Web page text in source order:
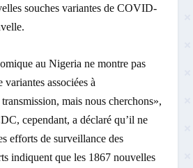
souches variantes de COVID-
au Nigeria ne montre pas
variantes associées à
mais nous cherchons»,
cependant, a déclaré qu’il ne
efforts de surveillance des
indiquent que les 1867 nouvelles